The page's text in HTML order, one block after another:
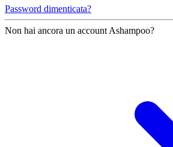
Password dimenticata?
Non hai ancora un account Ashampoo?